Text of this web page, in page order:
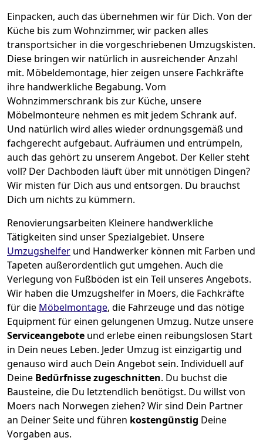
Einpacken, auch das übernehmen wir für Dich. Von der
Küche bis zum Wohnzimmer, wir packen alles
transportsicher in die vorgeschriebenen Umzugskisten.
Diese bringen wir natürlich in ausreichender Anzahl
mit. Möbeldemontage, hier zeigen unsere Fachkräfte
ihre handwerkliche Begabung. Vom
Wohnzimmerschrank bis zur Küche, unsere
Möbelmonteure nehmen es mit jedem Schrank auf.
Und natürlich wird alles wieder ordnungsgemäß und
fachgerecht aufgebaut. Aufräumen und entrümpeln,
auch das gehört zu unserem Angebot. Der Keller steht
voll? Der Dachboden läuft über mit unnötigen Dingen?
Wir misten für Dich aus und entsorgen. Du brauchst
Dich um nichts zu kümmern.
Renovierungsarbeiten Kleinere handwerkliche
Tätigkeiten sind unser Spezialgebiet. Unsere
Umzugshelfer und Handwerker können mit Farben und
Tapeten außerordentlich gut umgehen. Auch die
Verlegung von Fußböden ist ein Teil unseres Angebots.
Wir haben die Umzugshelfer in Moers, die Fachkräfte
für die Möbelmontage, die Fahrzeuge und das nötige
Equipment für einen gelungenen Umzug. Nutze unsere
Serviceangebote und erlebe einen reibungslosen Start
in Dein neues Leben. Jeder Umzug ist einzigartig und
genauso wird auch Dein Angebot sein. Individuell auf
Deine Bedürfnisse zugeschnitten. Du buchst die
Bausteine, die Du letztendlich benötigst. Du willst von
Moers nach Norwegen ziehen? Wir sind Dein Partner
an Deiner Seite und führen kostengünstig Deine
Vorgaben aus.